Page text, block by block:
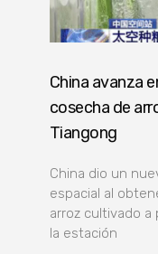
China avanza
cosecha de
Tiangong
China dio un
espacial al
arroz cultivado a
la estación